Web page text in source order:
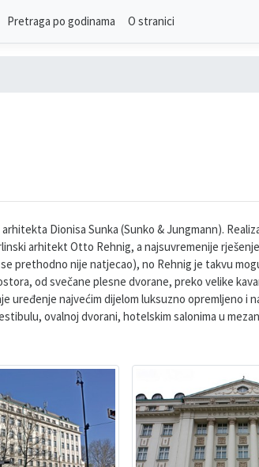
Pretraga po godinama O stranici
Dionisa Sunka (Sunko & Jungmann).
arhitekt Otto Rehnig, a najsuvremenije
prethodno nije natjecao), no Rehnig je takvu
od svečane plesne dvorane, preko velike
uređenje najvećim dijelom luksuzno opremljeno i
ovalnoj dvorani, hotelskim salonima u